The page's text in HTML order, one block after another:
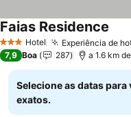
3 EstrelasHotel Experiência de
Faias Residence
7,9 Boa 287 a 1.6 km
Selecione as datas para
exatos.